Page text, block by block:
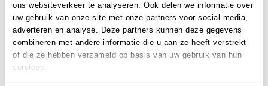
ons websiteverkeer te analyseren. Ook delen we informatie over
uw gebruik van onze site met onze partners voor social media,
adverteren en analyse. Deze partners kunnen deze gegevens
combineren met andere informatie die u aan ze heeft verstrekt
of die ze hebben verzameld op basis van uw gebruik van hun
services.
Login om te bewerken ...